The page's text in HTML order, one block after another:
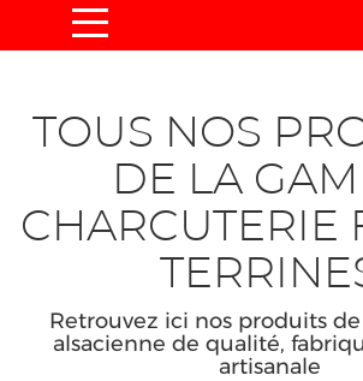
TOUS NOS
DE LA
CHARCUTERIE
Retrouvez ici nos produits
alsacienne de qualité,
artisanale